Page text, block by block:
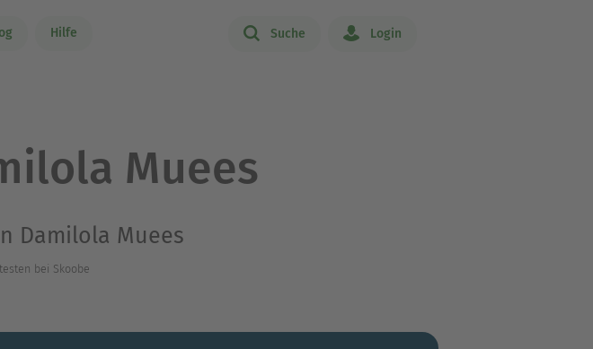
Hilfe Suche Login
Muees
Damilola Muees
bei Skoobe